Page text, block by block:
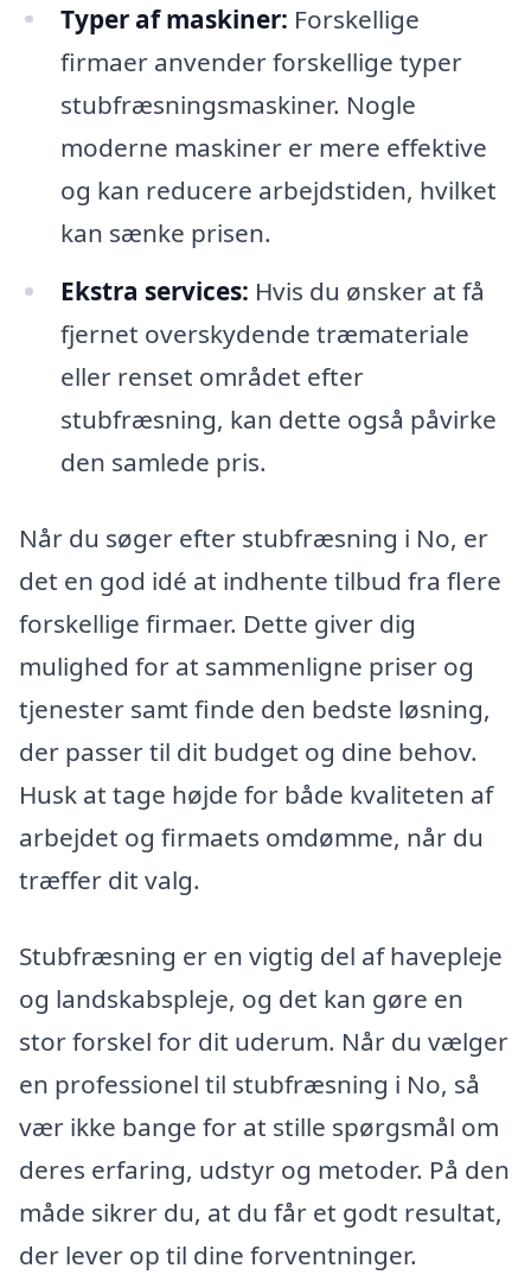
Typer af maskiner: Forskellige
firmaer anvender forskellige typer
stubfræsningsmaskiner. Nogle
moderne maskiner er mere effektive
og kan reducere arbejdstiden, hvilket
kan sænke prisen.
Ekstra services: Hvis du ønsker at få
fjernet overskydende træmateriale
eller renset området efter
stubfræsning, kan dette også påvirke
den samlede pris.
Når du søger efter stubfræsning i No, er
det en god idé at indhente tilbud fra flere
forskellige firmaer. Dette giver dig
mulighed for at sammenligne priser og
tjenester samt finde den bedste løsning,
der passer til dit budget og dine behov.
Husk at tage højde for både kvaliteten af
arbejdet og firmaets omdømme, når du
træffer dit valg.
Stubfræsning er en vigtig del af havepleje
og landskabspleje, og det kan gøre en
stor forskel for dit uderum. Når du vælger
en professionel til stubfræsning i No, så
vær ikke bange for at stille spørgsmål om
deres erfaring, udstyr og metoder. På den
måde sikrer du, at du får et godt resultat,
der lever op til dine forventninger.